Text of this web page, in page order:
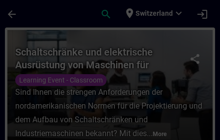
arrow_back search place Switzerland expand_more login
Course - Schaltschränke und
share
Schaltschränke und elektrische
Ausrüstung von Maschinen für
Nordamerika (UL508A, NFPA79, CSA
C22.2 No. 286/301) (Präsenz-Training)
Learning Event - Classroom
Sind Ihnen die strengen Anforderungen der
nordamerikanischen Normen für die Projektierung und
dem Aufbau von Schaltschränken und
Industriemaschinen bekannt? Mit dies... More